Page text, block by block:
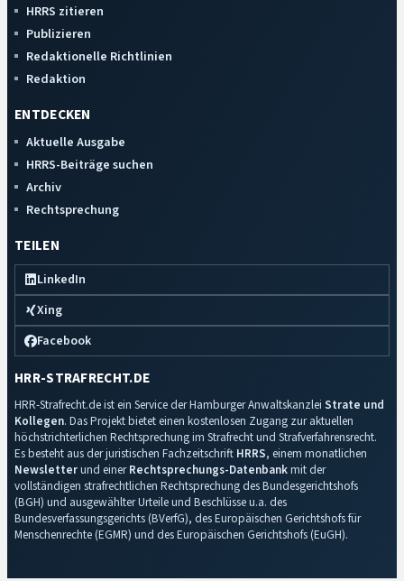
HRRS zitieren
Publizieren
Redaktionelle Richtlinien
Redaktion
ENTDECKEN
Aktuelle Ausgabe
HRRS-Beiträge suchen
Archiv
Rechtsprechung
TEILEN
LinkedIn
Xing
Facebook
HRR-STRAFRECHT.DE
HRR-Strafrecht.de ist ein Service der Hamburger Anwaltskanzlei Strate und
Kollegen. Das Projekt bietet einen kostenlosen Zugang zur aktuellen
höchstrichterlichen Rechtsprechung im Strafrecht und Strafverfahrensrecht.
Es besteht aus der juristischen Fachzeitschrift HRRS, einem monatlichen
Newsletterund einerRechtsprechungs-Datenbankmit der
vollständigen strafrechtlichen Rechtsprechung des Bundesgerichtshofs
(BGH) und ausgewählter Urteile und Beschlüsse u.a. des
Bundesverfassungsgerichts (BVerfG), des Europäischen Gerichtshofs für
Menschenrechte (EGMR) und des Europäischen Gerichtshofs (EuGH).